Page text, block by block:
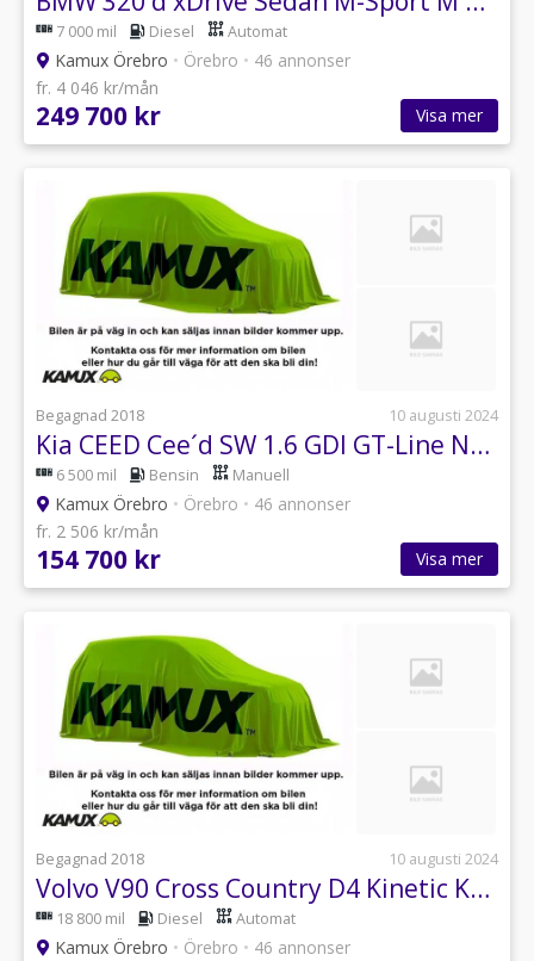
7 000 mil Diesel Automat
Kamux Örebro • Örebro • 46 annonser
fr. 4 046 kr/mån
249 700 kr Visa mer
Begagnad 2018 10 augusti 2024
Kia CEED Cee´d SW 1.6 GDI GT-Line Navi M-Värmare 135hk
6 500 mil Bensin Manuell
Kamux Örebro • Örebro • 46 annonser
fr. 2 506 kr/mån
154 700 kr Visa mer
Begagnad 2018 10 augusti 2024
Volvo V90 Cross Country D4 Kinetic Keyless VoC Drag AWD 190hk
18 800 mil Diesel Automat
Kamux Örebro • Örebro • 46 annonser